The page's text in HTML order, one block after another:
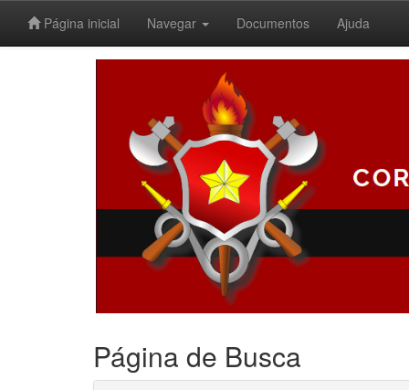
Página inicial Navegar Documentos Ajuda
Página de Busca